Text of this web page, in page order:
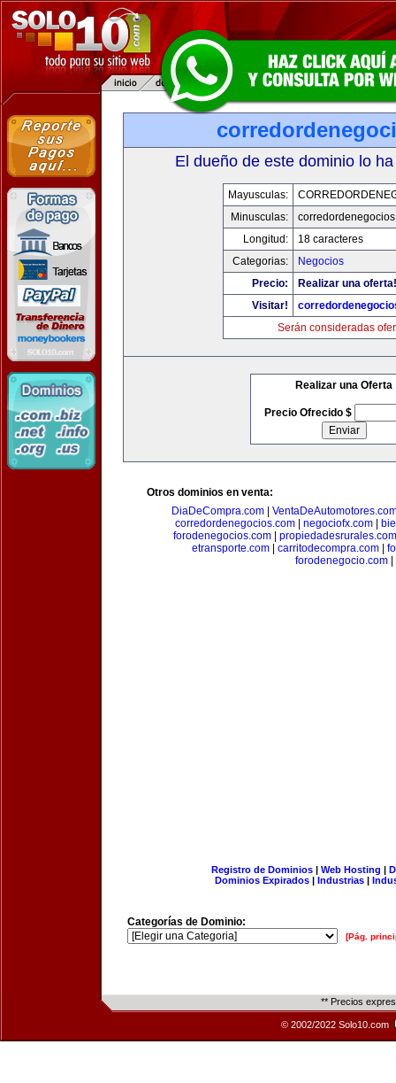
El dueño de este dominio lo
Mayusculas:
Minusculas:
Longitud:
18 caracteres
Categorias:
Negocios
Precio:
Realizar una oferta!
Visitar!
Serán consideradas
Realizar una Oferta
Precio Ofrecido $
Otros dominios en venta:
DiaDeCompra.com|
corredordenegocios.com
negociofx.com
forodenegocios.com
propiedadesrurales.com
etransporte.com
carritodecompra.com
forodenegocio.com|
Registro de Dominios| Web Hosting |
Dominios Expirados | Industrias |
Categorías de Dominio:
[Pág.
** Precios
© 2002/2022 Solo10.com